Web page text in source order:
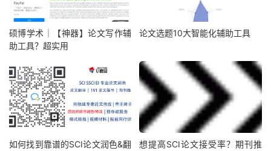
硕博学术｜【神器】论文写作辅
助工具？超实用
论文选题10大智能化辅助工具
如何找到靠谱的SCI论文润色&翻
想提高SCI论文接受率？期刊推